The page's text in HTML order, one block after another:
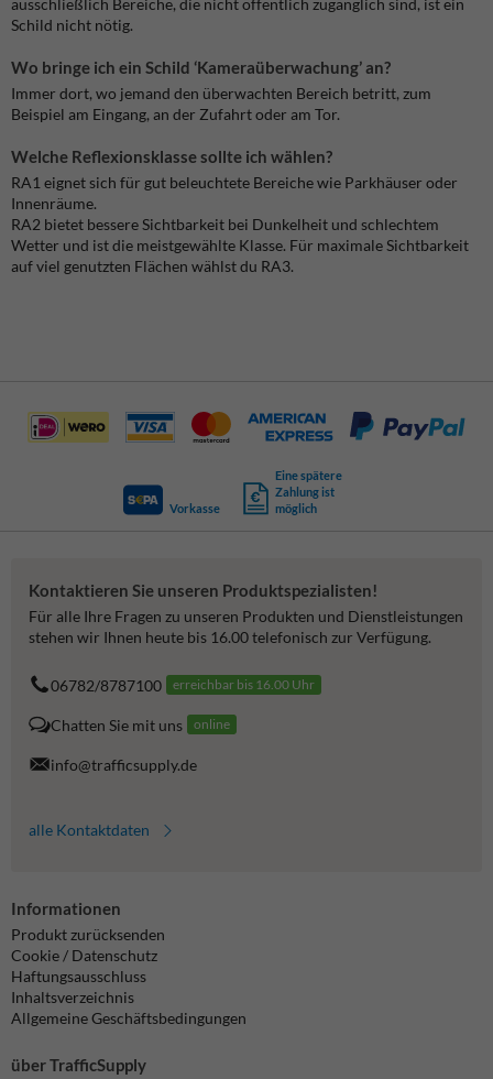
ausschließlich Bereiche, die nicht öffentlich zugänglich sind, ist ein
Schild nicht nötig.
Wo bringe ich ein Schild ‘Kameraüberwachung’ an?
Immer dort, wo jemand den überwachten Bereich betritt, zum
Beispiel am Eingang, an der Zufahrt oder am Tor.
Welche Reflexionsklasse sollte ich wählen?
RA1 eignet sich für gut beleuchtete Bereiche wie Parkhäuser oder
Innenräume.
RA2 bietet bessere Sichtbarkeit bei Dunkelheit und schlechtem
Wetter und ist die meistgewählte Klasse. Für maximale Sichtbarkeit
auf viel genutzten Flächen wählst du RA3.
Vorkasse
Eine spätere
Zahlung ist
möglich
Kontaktieren Sie unseren Produktspezialisten!
Für alle Ihre Fragen zu unseren Produkten und Dienstleistungen
stehen wir Ihnen heute bis 16.00 telefonisch zur Verfügung.
06782/8787100 erreichbar bis 16.00 Uhr
Chatten Sie mit uns online
info@trafficsupply.de
alle Kontaktdaten
Informationen
Produkt zurücksenden
Cookie / Datenschutz
Haftungsausschluss
Inhaltsverzeichnis
Allgemeine Geschäftsbedingungen
über TrafficSupply